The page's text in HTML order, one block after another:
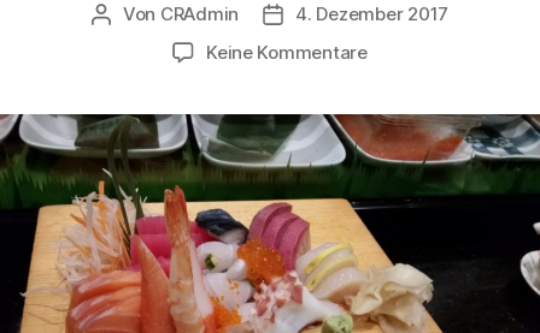
Beitragsautor
Von CRAdmin Veröffentlichungsdatum
4. Dezember 2017
Keine Kommentarezu
Sushi
in
Bahrain